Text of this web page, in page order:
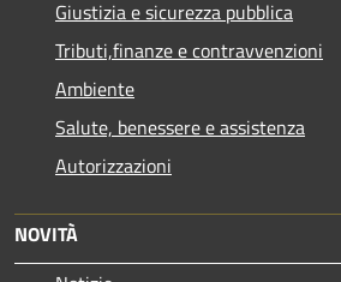
Giustizia e sicurezza pubblica
Tributi,finanze e contravvenzioni
Ambiente
Salute, benessere e assistenza
Autorizzazioni
NOVITÀ